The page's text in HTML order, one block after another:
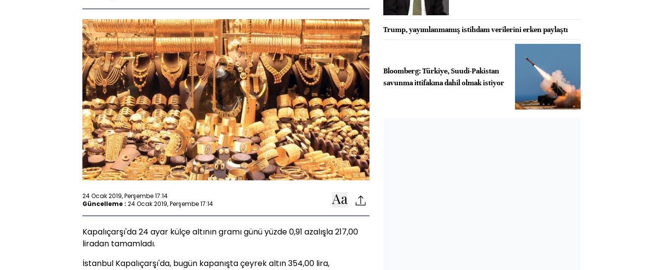
24 Ocak 2019, Perşembe 17:14
Güncelleme : 24 Ocak 2019, Perşembe 17:14
Kapalıçarşı'da 24 ayar külçe altının gramı günü yüzde 0,91 azalışla 217,00
liradan tamamladı.
İstanbul Kapalıçarşı'da, bugün kapanışta çeyrek altın 354,00 lira,
Trump, yayımlanmamış istihdam verilerini erken paylaştı
Bloomberg: Türkiye, Suudi-Pakistan
savunma ittifakına dahil olmak istiyor